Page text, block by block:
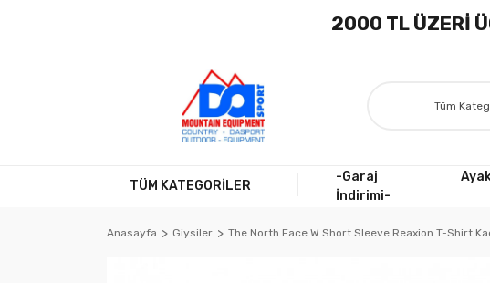
2000 TL ÜZERİ
TÜM KATEGORİLER
-Garaj
İndirimi-
Anasayfa Giysiler The North Face W Short Sleeve Reaxion T-Shirt